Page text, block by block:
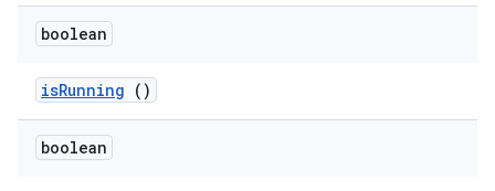
boolean
isRunning ()
boolean